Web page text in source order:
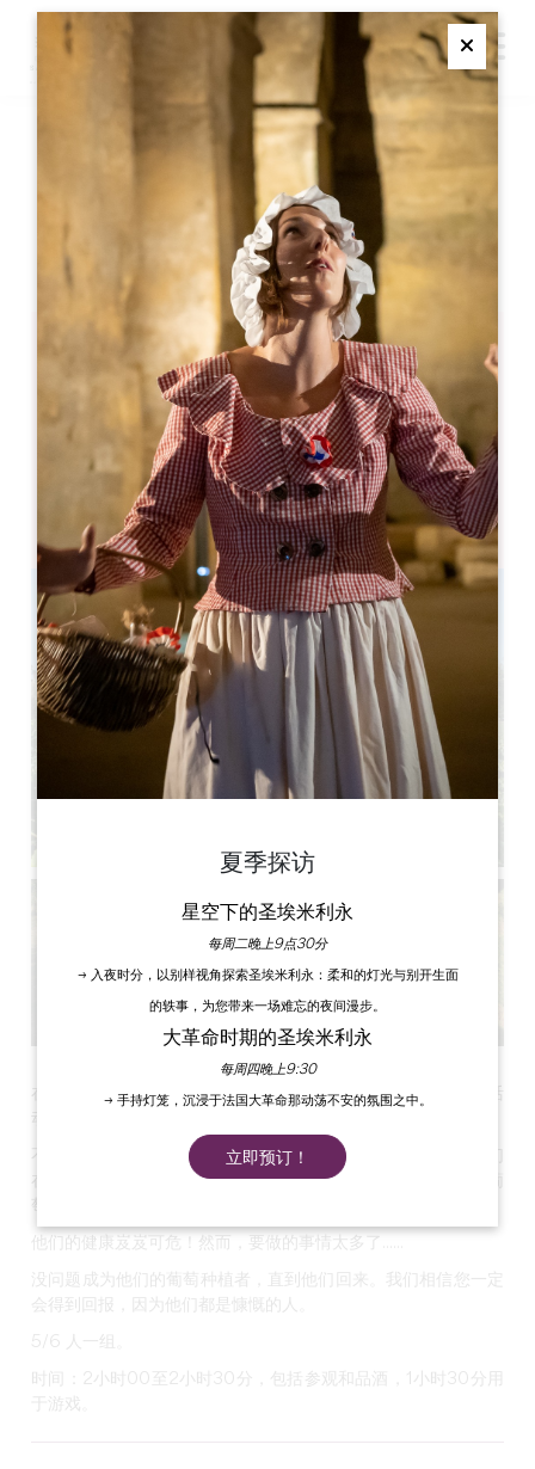
ESCAPE GAME DANS LE
VIGNOBLE
SAINT EMILION
在参观庄园和品尝现场酿造的葡萄酒之后，参加这项团队建设活
不，不，不！酒庄主人 Véronique 和 Pascal 病得很重！他们
在照看蜂巢时被亚洲大黄蜂蛰伤。他们现在无法在圣埃米利永葡
他们的健康岌岌可危！然而，要做的事情太多了......
没问题成为他们的葡萄种植者，直到他们回来。我们相信您一定
会得到回报，因为他们都是慷慨的人。
5/6 人一组。
时间：2小时00至2小时30分，包括参观和品酒，1小时30分用
于游戏。
Escape Game dans le vignoble
33330 SAINT EMILION
05 57 55 28 20
联系我们
夏季探访
星空下的圣埃米利永
每周二晚上9点30分
→ 入夜时分，以别样视角探索圣埃米利永：柔和的灯光与别开生面
的轶事，为您带来一场难忘的夜间漫步。
大革命时期的圣埃米利永
每周四晚上9:30
→ 手持灯笼，沉浸于法国大革命那动荡不安的氛围之中。
立即预订！